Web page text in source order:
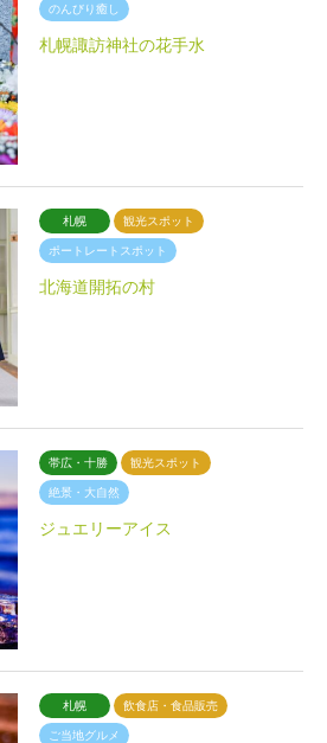
のんびり癒し
札幌諏訪神社の花手水
札幌 観光スポット
ポートレートスポット
北海道開拓の村
帯広・十勝 観光スポット
絶景・大自然
ジュエリーアイス
札幌 飲食店・食品販売
ご当地グルメ